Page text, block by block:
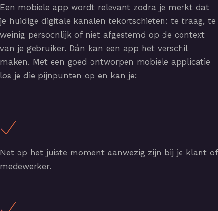
Een mobiele app wordt relevant zodra je merkt dat
je huidige digitale kanalen tekortschieten: te traag, te
weinig persoonlijk of niet afgestemd op de context
van je gebruiker. Dán kan een app het verschil
maken. Met een goed ontworpen mobiele applicatie
los je die pijnpunten op en kan je:
Net op het juiste moment aanwezig zijn bij je klant of
medewerker.